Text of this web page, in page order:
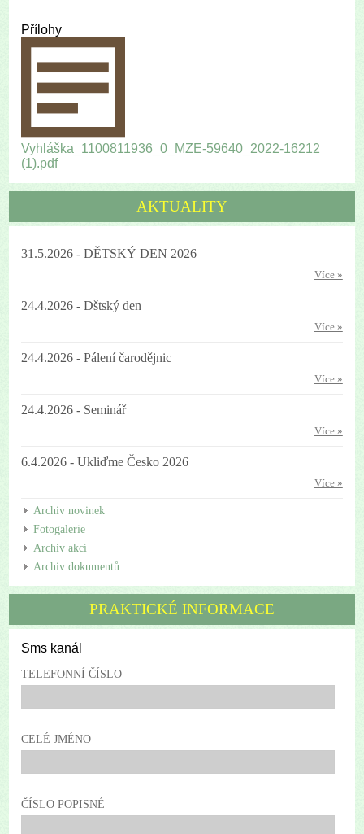
Přílohy
Vyhláška_1100811936_0_MZE-59640_2022-16212
(1).pdf
AKTUALITY
31.5.2026 - DĚTSKÝ DEN 2026
Více »
24.4.2026 - Dštský den
Více »
24.4.2026 - Pálení čarodějnic
Více »
24.4.2026 - Seminář
Více »
6.4.2026 - Ukliďme Česko 2026
Více »
Archiv novinek
Fotogalerie
Archiv akcí
Archiv dokumentů
PRAKTICKÉ INFORMACE
Sms kanál
TELEFONNÍ ČÍSLO
CELÉ JMÉNO
ČÍSLO POPISNÉ